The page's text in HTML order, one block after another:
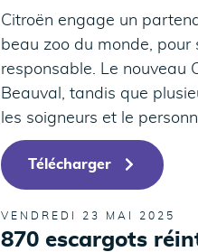
Citroën engage un
beau zoo du monde,
responsable. Le nouveau
Beauval, tandis que
les soigneurs et le
Télécharger
VENDREDI 23 MAI 2025
870 escargots